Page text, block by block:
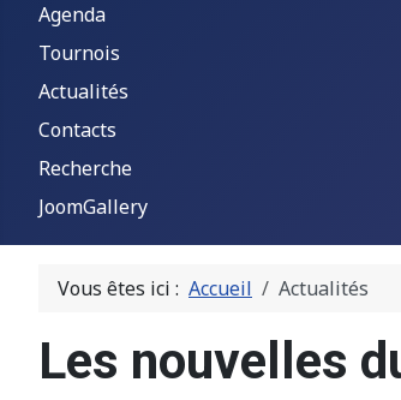
Agenda
Tournois
Actualités
Contacts
Recherche
JoomGallery
Vous êtes ici : Accueil Actualités
Les nouvelles